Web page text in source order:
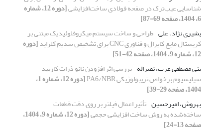
شناسایی عیب‌ترک در صفحه فولادی ساخت‌افزایشی [دوره 12، شماره
6، 1404، صفحه 69-87]
بشیری نژاد، علی طراحی و ساخت سیستم میکروفلوئیدیک مبتنی بر
کریستال مایع کایرال و فناوریCNCبرای تشخیص سدیم کلراید[دوره
12، شماره 9، 1404، صفحه 42-51]
بنی مصطفی عرب، نصراله بررسی اثر افزودن نانو ذرات کاربید
سیلیسیوم برخواص تریبولوژیکی PA6/NBR [دوره 12، شماره 1،
1404، صفحه 29-39]
بهروش، امیرحسین تأثیر اعمال فیلتر بر روی دقت قطعات
ساخته‌شده به روش ساخت افزایشی حجمی [دوره 12، شماره 9، 1404،
صفحه 13-24]